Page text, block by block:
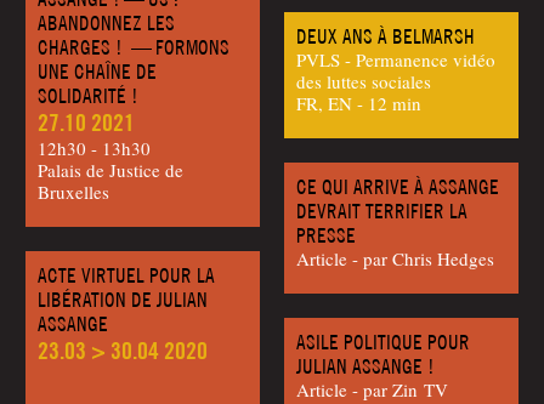
ABANDONNEZ LES
CHARGES ! — FORMONS
UNE CHAÎNE DE
SOLIDARITÉ !
27.10 2021
12h30 - 13h30
Palais de Justice de
Bruxelles
ACTE VIRTUEL POUR LA
LIBÉRATION DE JULIAN
ASSANGE
23.03 > 30.04 2020
DEUX ANS À BELMARSH
PVLS - Permanence vidéo
des luttes sociales
FR, EN - 12 min
CE QUI ARRIVE À ASSANGE
DEVRAIT TERRIFIER LA
PRESSE
Article - par Chris Hedges
ASILE POLITIQUE POUR
JULIAN ASSANGE !
Article - par Zin TV